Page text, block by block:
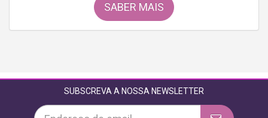
SABER MAIS
SUBSCREVA A NOSSA NEWSLETTER